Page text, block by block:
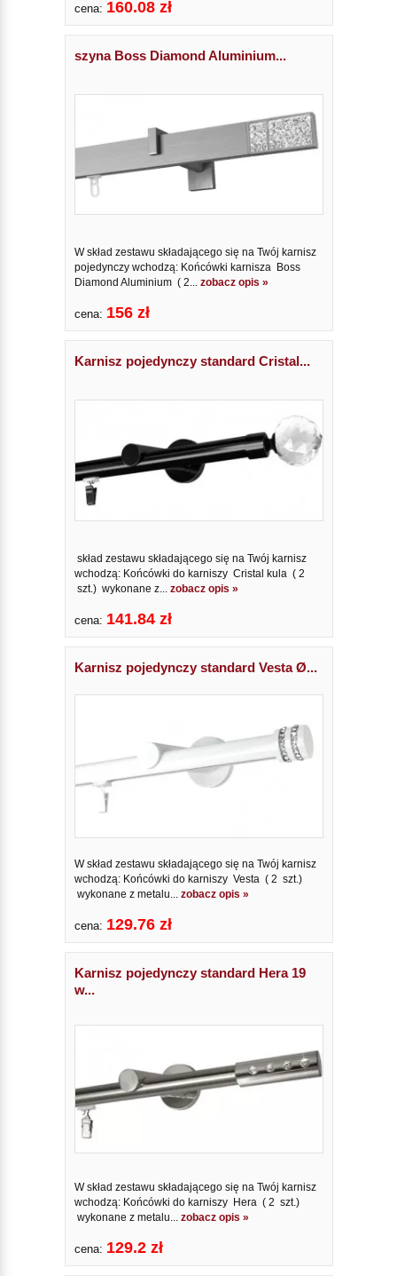
cena: 160.08 zł
szyna Boss Diamond Aluminium...
W skład zestawu składającego się na Twój karnisz
pojedynczy wchodzą: Końcówki karnisza Boss
Diamond Aluminium ( 2... zobacz opis »
cena: 156 zł
Karnisz pojedynczy standard Cristal...
skład zestawu składającego się na Twój karnisz
wchodzą: Końcówki do karniszy Cristal kula ( 2
szt.) wykonane z... zobacz opis »
cena: 141.84 zł
Karnisz pojedynczy standard Vesta Ø...
W skład zestawu składającego się na Twój karnisz
wchodzą: Końcówki do karniszy Vesta ( 2 szt.)
wykonane z metalu... zobacz opis »
cena: 129.76 zł
Karnisz pojedynczy standard Hera 19
w...
W skład zestawu składającego się na Twój karnisz
wchodzą: Końcówki do karniszy Hera ( 2 szt.)
wykonane z metalu... zobacz opis »
cena: 129.2 zł